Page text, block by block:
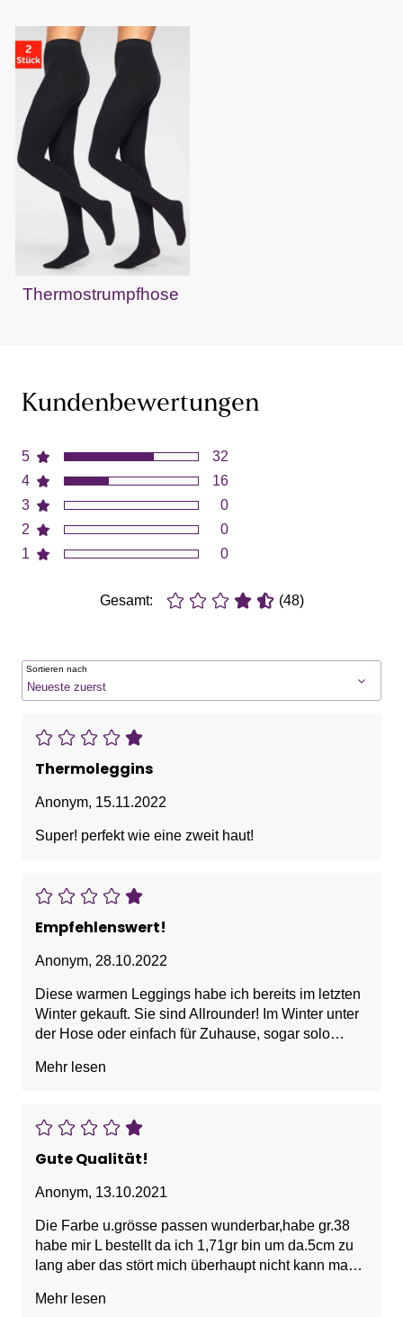
Thermostrumpfhose
Kundenbewertungen
5
4
3
2
1
32
16
0
0
0
Gesamt: (48)
Sortieren nach
Thermoleggins
Anonym, 15.11.2022
Super! perfekt wie eine zweit haut!
Empfehlenswert!
Anonym, 28.10.2022
Diese warmen Leggings habe ich bereits im letzten
Winter gekauft. Sie sind Allrounder! Im Winter unter
der Hose oder einfach für Zuhause, sogar solo
Nachteile: Größe wäre für mich locker die S, aber
und muss sagen, dass sie jetzt perfekt sind. Die
Länge ist viel besser und der Rest sitzt auch
Jahr sind vom Stoff her nicht mehr ganz so hübsch
persönlich weniger, weil ich sie nicht in der
Öffentlichkeit trage. Wärme und Komfort sind sehr
gut!
Mehr lesen
Gute Qualität!
Anonym, 13.10.2021
Die Farbe u.grösse passen wunderbar,habe gr.38
habe mir L bestellt da ich 1,71gr bin um da.5cm zu
lang aber das stört mich überhaupt nicht kann man
,Farbe auch super,!
Mehr lesen